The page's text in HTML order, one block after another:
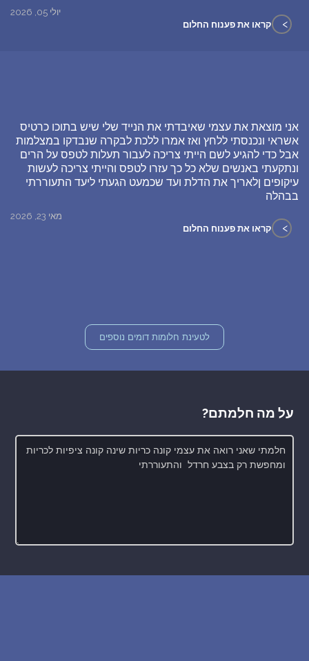
יולי 05, 2026
> קראו את פענוח החלום
אני מוצאת את עצמי שאיבדתי את הנייד שלי שיש בתוכו כרטיס
אשראי ונכנסתי ללחץ ואז אמרו ללכת לבקרה שנבדקו במצלמות
אבל כדי להגיע לשם הייתי צריכה לעבור תעלות לטפס על הרים
ונתקעתי באנשים שלא כל כך עזרו לטפס והייתי צריכה לעשות
עיקופים ןלאריך את הדלת ועד שכמעט הגעתי ליעד התעוררתי
בבהלה
מאי 23, 2026
> קראו את פענוח החלום
לטעינת חלומות דומים נוספים
על מה חלמתם?